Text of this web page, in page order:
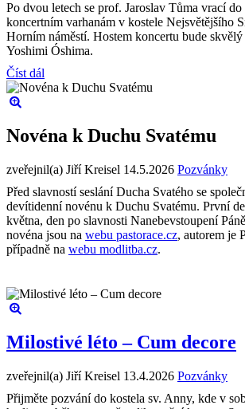
Po dvou letech se prof. Jaroslav Tůma vrací
koncertním varhanám v kostele Nejsvětějšího
Horním náměstí. Hostem koncertu bude
Yoshimi Óshima.
Číst dál
Novéna k Duchu Svatému
zveřejnil(a) Jiří Kreisel 14.5.2026 Pozvánky
Před slavností seslání Ducha Svatého se
devítidenní novénu k Duchu Svatému. První
května, den po slavnosti Nanebevstoupení
novéna jsou na webu pastorace.cz, autorem je
případně na webu modlitba.cz.
Milostivé léto – Cum decore
zveřejnil(a) Jiří Kreisel 13.4.2026 Pozvánky
Přijměte pozvání do kostela sv. Anny, kde v